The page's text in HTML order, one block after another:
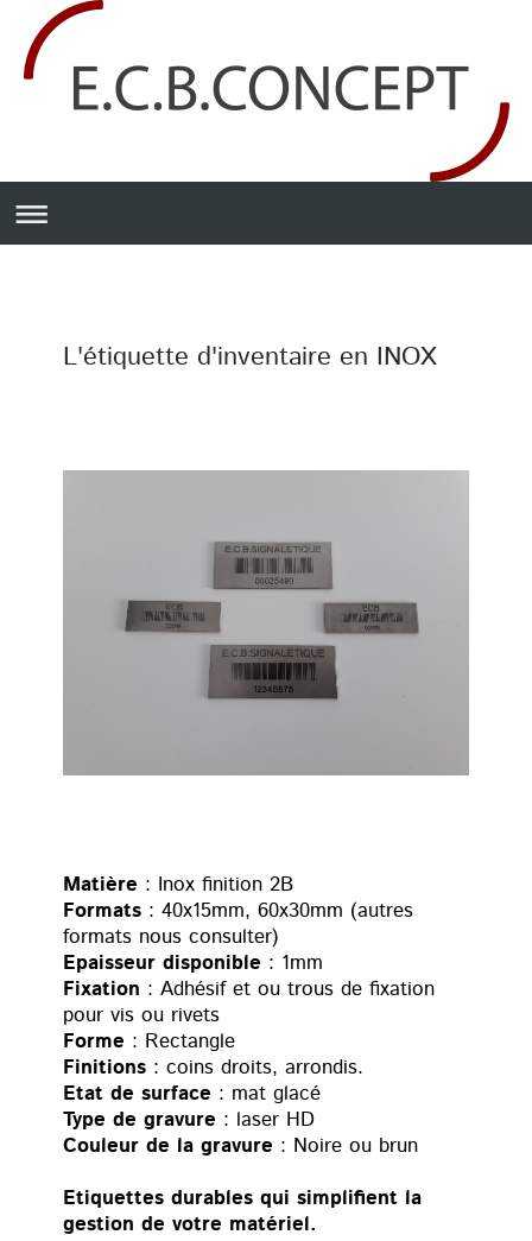
L'étiquette d'inventaire en INOX
Matière : Inox finition 2B
Formats : 40x15mm, 60x30mm (autres
formats nous consulter)
Epaisseur disponible : 1mm
Fixation : Adhésif et ou trous de fixation
pour vis ou rivets
Forme : Rectangle
Finitions : coins droits, arrondis.
Etat de surface : mat glacé
Type de gravure : laser HD
Couleur de la gravure : Noire ou brun
Etiquettes durables qui simplifient la
gestion de votre matériel.